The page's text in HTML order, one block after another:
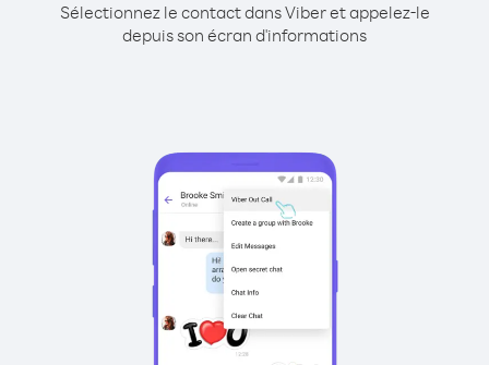
Sélectionnez le contact dans Viber et appelez-le
depuis son écran d'informations